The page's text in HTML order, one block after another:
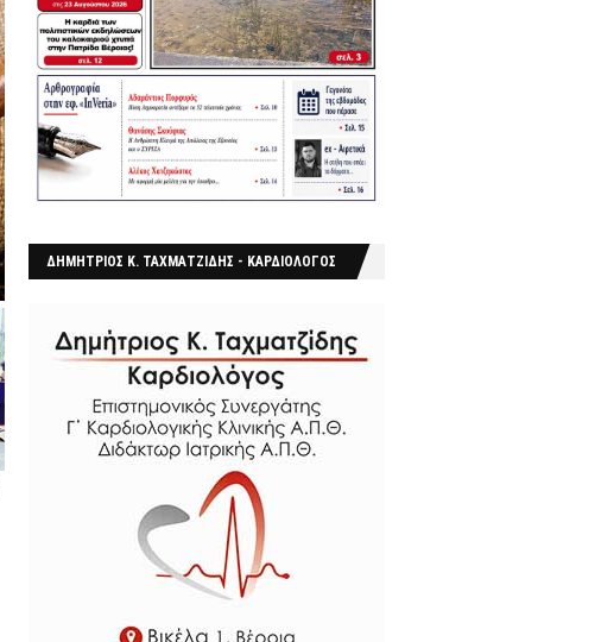
ΔΗΜΗΤΡΙΟΣ Κ. ΤΑΧΜΑΤΖΙΔΗΣ - ΚΑΡΔΙΟΛΟΓΟΣ